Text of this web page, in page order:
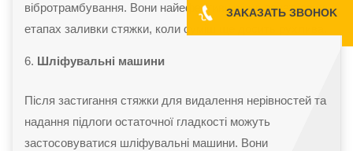
вібротрамбування. Вони найефективніші на початкових
етапах заливки стяжки, коли суміш ще досить рухлива.
Шліфувальні машини
Після застигання стяжки для видалення нерівностей та
надання підлоги остаточної гладкості можуть
застосовуватися шліфувальні машини. Вони
ЗAKAЗATЬ ЗBOHOK
ЗAKAЗATЬ ЗBOHOK